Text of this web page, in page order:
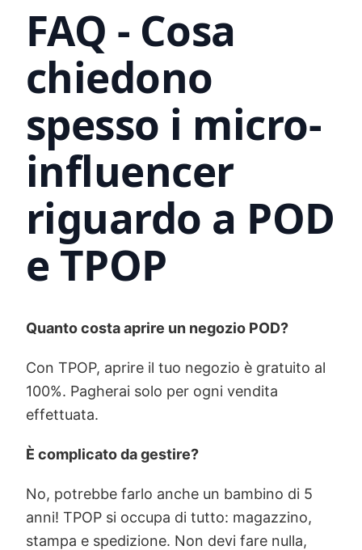
FAQ - Cosa
chiedono
spesso i micro-
influencer
riguardo a POD
e TPOP
Quanto costa aprire un negozio POD?
Con TPOP, aprire il tuo negozio è gratuito al
100%. Pagherai solo per ogni vendita
effettuata.
È complicato da gestire?
No, potrebbe farlo anche un bambino di 5
anni! TPOP si occupa di tutto: magazzino,
stampa e spedizione. Non devi fare nulla,